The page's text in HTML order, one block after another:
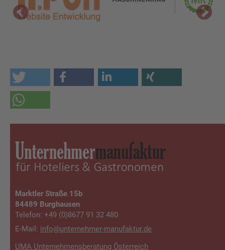
Marktler Straße 15b
84489 Burghausen
Telefon: +49 (0)8677 91 32 480
E-Mail: info@unterneh­mer-manufaktur.de
UMA Unternehmensberatung Österreich